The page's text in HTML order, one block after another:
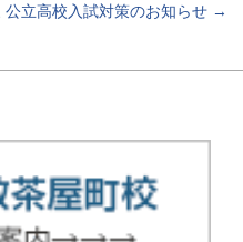
公立高校入試対策のお知らせ →